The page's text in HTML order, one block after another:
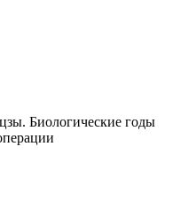
Биологические годы